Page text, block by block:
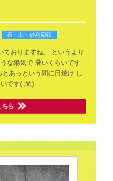
石・土・砂利回収
おりますね。
というより
な陽気で暑いくらいです
あっという間に日焼け し
です( ;∀;)
ら